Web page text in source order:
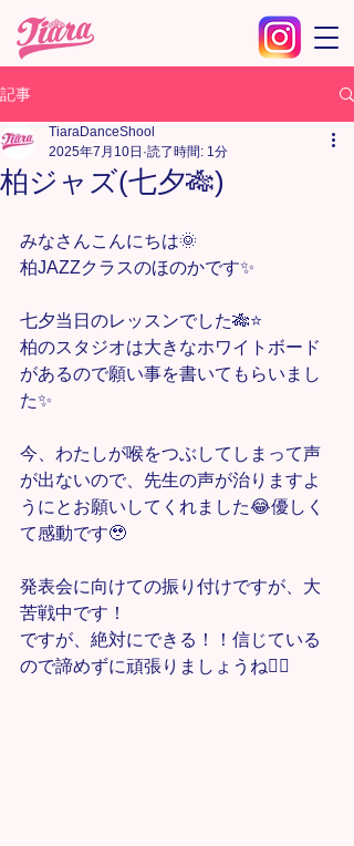
記事
柏ジャズ(七夕🎋)
TiaraDanceShool
2025年7月10日 読了時間: 1分
みなさんこんにちは🌞
柏JAZZクラスのほのかです✨
七夕当日のレッスンでした🎋⭐️
柏のスタジオは大きなホワイトボード
があるので願い事を書いてもらいまし
た✨
今、わたしが喉をつぶしてしまって声
が出ないので、先生の声が治りますよ
うにとお願いしてくれました😂優しく
て感動です🥹
発表会に向けての振り付けですが、大
苦戦中です！
ですが、絶対にできる！！信じている
ので諦めずに頑張りましょうね❤️‍🔥